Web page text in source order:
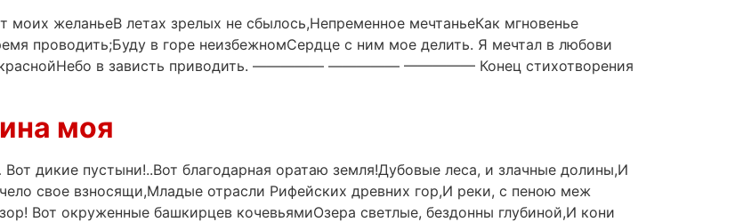
желаньеВ летах зрелых не сбылось,Непременное мечтаньеКак мгновенье
проводить;Буду в горе неизбежномСердце с ним мое делить. Я мечтал в любови
в зависть приводить. ————— ————— ————— Конец стихотворения
моя
дикие пустыни!..Вот благодарная оратаю земля!Дубовые леса, и злачные долины,И
свое взносящи,Младые отрасли Рифейских древних гор,И реки, с пеною меж
Вот окруженные башкирцев кочевьямиОзера светлые, бездонны глубиной,И кони